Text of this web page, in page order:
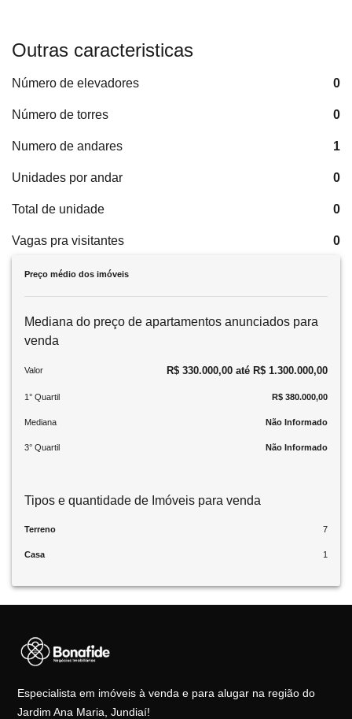
Outras caracteristicas
Número de elevadores 0
Número de torres 0
Numero de andares 1
Unidades por andar 0
Total de unidade 0
Vagas pra visitantes 0
Preço médio dos imóveis
Mediana do preço de apartamentos anunciados para
venda
Valor R$ 330.000,00 até R$ 1.300.000,00
1° Quartil R$ 380.000,00
Mediana Não Informado
3° Quartil Não Informado
Tipos e quantidade de Imóveis para venda
Terreno 7
Casa 1
Especialista em imóveis à venda e para alugar na região do
Jardim Ana Maria, Jundiaí!